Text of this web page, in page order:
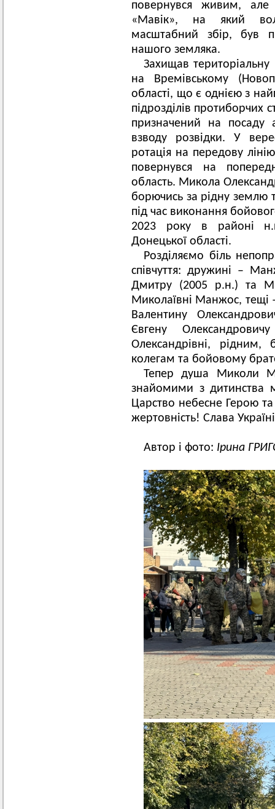
повернувся живим,
«Мавік», на який
масштабний збір, був
нашого земляка.
Захищав територіальну
на Времівському
області, що є однією з
підрозділів протиборчих
призначений на посаду
взводу розвідки. У
ротація на передову
повернувся на
область. Микола
борючись за рідну землю
під час виконання
2023 року в районі
Донецької області.
Розділяємо біль
співчуття: дружині –
Дмитру (2005 р.н.) та
Миколаївні Манжос, тещі
Валентину
Євгену
Олександрівні, рідним,
колегам та бойовому
Тепер душа Миколи
знайомими з дитинства
Царство небесне Герою
жертовність! Слава
Автор і фото: Ірина